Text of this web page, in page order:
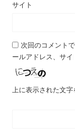
サイト
次回のコメント
ールアドレス、サイ
上に表示された文